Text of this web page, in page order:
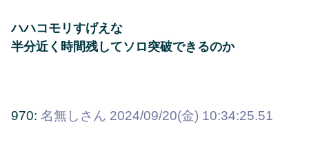
ハハコモリすげえな
半分近く時間残してソロ突破できるのか
970: 名無しさん 2024/09/20(金) 10:34:25.51